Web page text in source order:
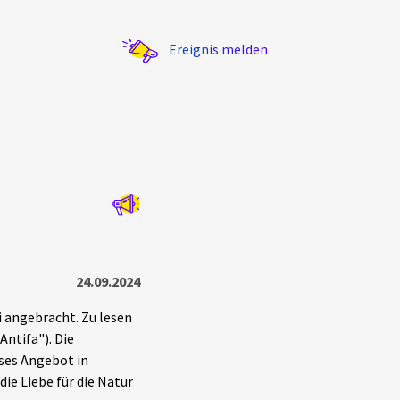
Ereignis melden
24.09.2024
Zu lesen
Die
Angebot in
Liebe für die Natur